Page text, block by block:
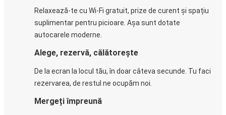
Relaxează-te cu Wi-Fi gratuit, prize de curent și spațiu
suplimentar pentru picioare. Așa sunt dotate
autocarele moderne.
Alege, rezervă, călătorește
De la ecran la locul tău, în doar câteva secunde. Tu faci
rezervarea, de restul ne ocupăm noi.
Mergeți împreună